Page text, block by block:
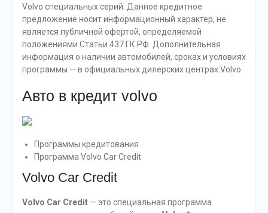
Volvo специальных серий. Данное кредитное
предложение носит информационный характер, не
является публичной офертой, определяемой
положениями Статьи 437 ГК РФ. Дополнительная
информация о наличии автомобилей, сроках и условиях
программы — в официальных дилерских центрах Volvo.
Авто в кредит volvo
Программы кредитования
Программа Volvo Car Credit
Volvo Car Credit
Volvo Car Credit— это специальная программа